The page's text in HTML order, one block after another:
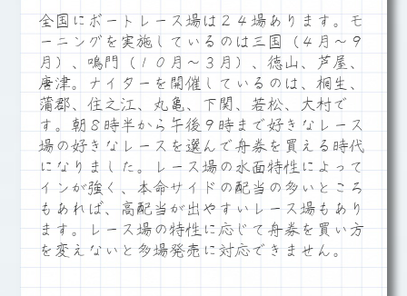
全国にボートレース場は２４場あります。モ
ーニングを実施しているのは三国（４月～９
月）、鳴門（１０月～３月）、徳山、芦屋、
唐津。ナイターを開催しているのは、桐生、
蒲郡、住之江、丸亀、下関、若松、大村で
す。朝８時半から午後９時まで好きなレース
場の好きなレースを選んで舟券を買える時代
になりました。レース場の水面特性によって
インが強く、本命サイドの配当の多いところ
もあれば、高配当が出やすいレース場もあり
ます。レース場の特性に応じて舟券を買い方
を変えないと多場発売に対応できません。